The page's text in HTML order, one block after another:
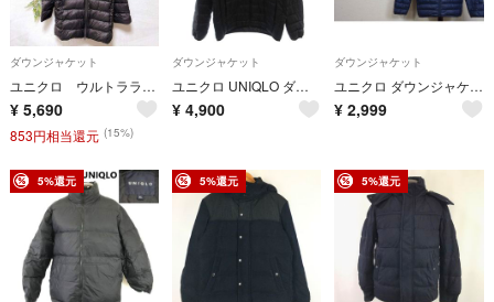
ダウンジャケット
ユニクロ ウルトラライトダウン フーデットコート ロング フード付 茶 M
¥ 5,690
853円相当還元 (15%)
ダウンジャケット
ユニクロ UNIQLO ダウンジャケット M 黒 ブラック ハイネック 長袖
¥ 4,900
ダウンジャケット
ユニクロ ダウンジャケット 紺 17262 UNQLO 80 00 90 70
¥ 2,999
5%還元 5%還元 5%還元